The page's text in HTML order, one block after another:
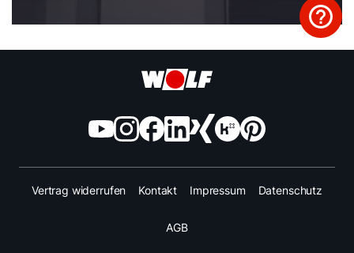
Vertrag widerrufen Kontakt Impressum Datenschutz
AGB